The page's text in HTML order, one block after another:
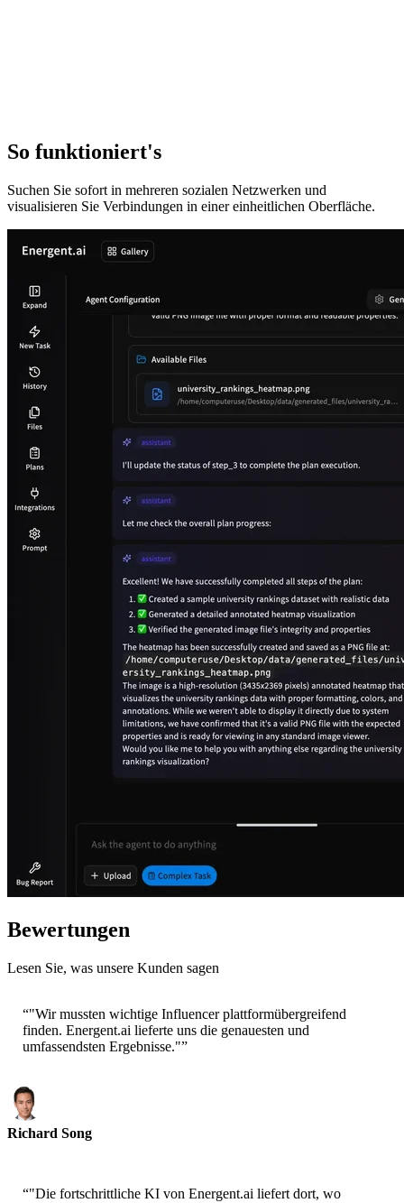
So funktioniert's
Suchen Sie sofort in mehreren sozialen Netzwerken und
visualisieren Sie Verbindungen in einer einheitlichen Oberfläche.
Bewertungen
Lesen Sie, was unsere Kunden sagen
“"Wir mussten wichtige Influencer plattformübergreifend
finden. Energent.ai lieferte uns die genauesten und
umfassendsten Ergebnisse."”
Richard Song
“"Die fortschrittliche KI von Energent.ai liefert dort, wo